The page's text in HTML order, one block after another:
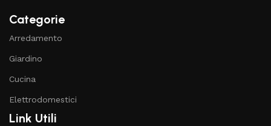
Categorie
Arredamento
Giardino
Cucina
Elettrodomestici
Link Utili